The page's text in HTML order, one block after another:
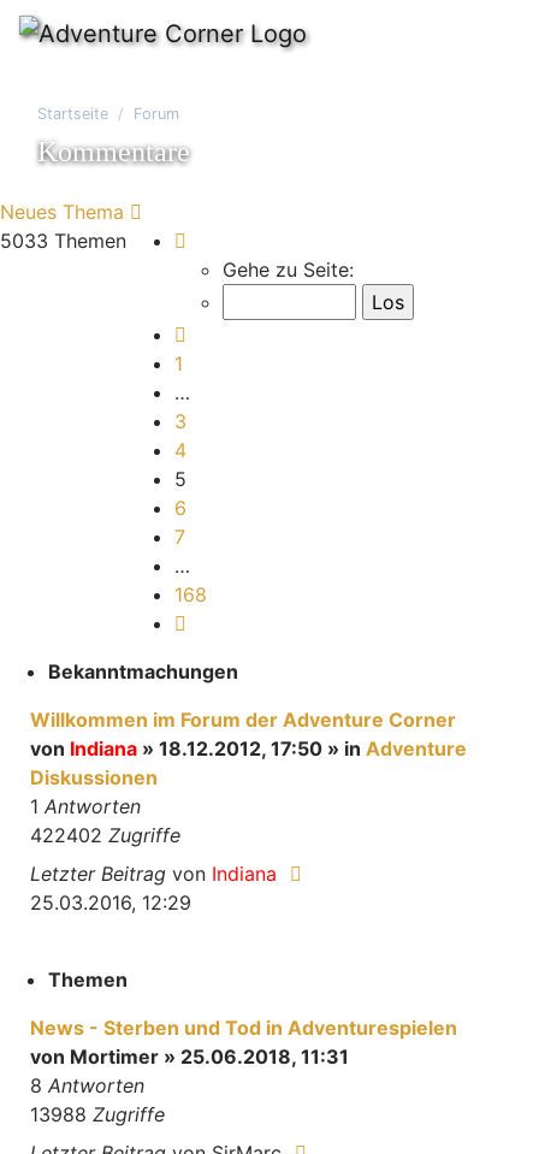
Startseite Forum
Kommentare
Neues Thema
5033 Themen
Gehe zu Seite:
1
…
3
4
5
6
7
…
168
Bekanntmachungen
Willkommen im Forum der Adventure Corner
von Indiana » 18.12.2012, 17:50 » in Adventure
Diskussionen
1 Antworten
422402 Zugriffe
Letzter Beitrag von Indiana
25.03.2016, 12:29
Themen
News - Sterben und Tod in Adventurespielen
von Mortimer » 25.06.2018, 11:31
8 Antworten
13988 Zugriffe